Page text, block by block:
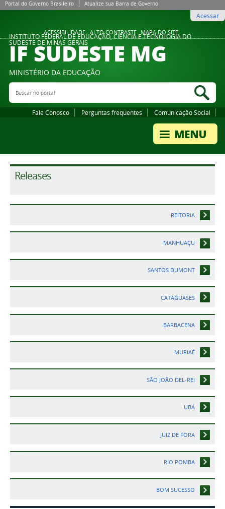
ACESSIBILIDADE ALTO CONTRASTE MAPA DO SITE
Portal do Governo Brasileiro Atualize sua Barra de Governo
Acessar
INSTITUTO FEDERAL DE EDUCAÇÃO, CIÊNCIA E TECNOLOGIA DO
SUDESTE DE MINAS GERAIS
IF SUDESTE MG
MINISTÉRIO DA EDUCAÇÃO
Buscar no portal
Fale Conosco Perguntas frequentes Comunicação Social
Releases
REITORIA
MANHUAÇU
SANTOS DUMONT
CATAGUASES
BARBACENA
MURIAÉ
SÃO JOÃO DEL-REI
UBÁ
JUIZ DE FORA
RIO POMBA
BOM SUCESSO